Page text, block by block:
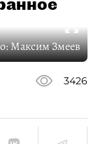
Максим Змеев
3426